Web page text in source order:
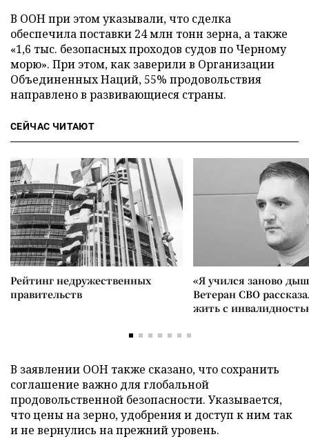
В ООН при этом указывали, что сделка
обеспечила поставки 24 млн тонн зерна, а также
«1,6 тыс. безопасных проходов судов по Черному
морю». При этом, как заверили в Организации
Объединенных Наций, 55% продовольствия
направлено в развивающиеся страны.
СЕЙЧАС ЧИТАЮТ
Рейтинг недружественных
правительств
«Я учился заново
Ветеран СВО
жить с
В заявлении ООН также сказано, что сохранить
соглашение важно для глобальной
продовольственной безопасности. Указывается,
что цены на зерно, удобрения и доступ к ним так
и не вернулись на прежний уровень.